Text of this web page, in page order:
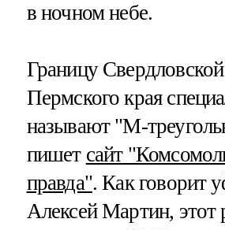
в ночном небе.
Границу
Пермского края
называют "М-
пишет сайт
правда". Как говорит
Алексей Мартин, этот